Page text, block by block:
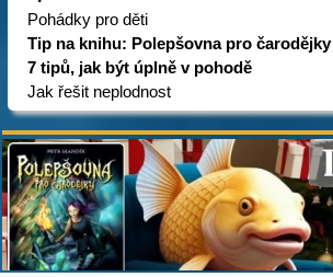
Pohádky pro děti
Tip na knihu: Polepšovna pro čarodějky
7 tipů, jak být úplně v pohodě
Jak řešit neplodnost